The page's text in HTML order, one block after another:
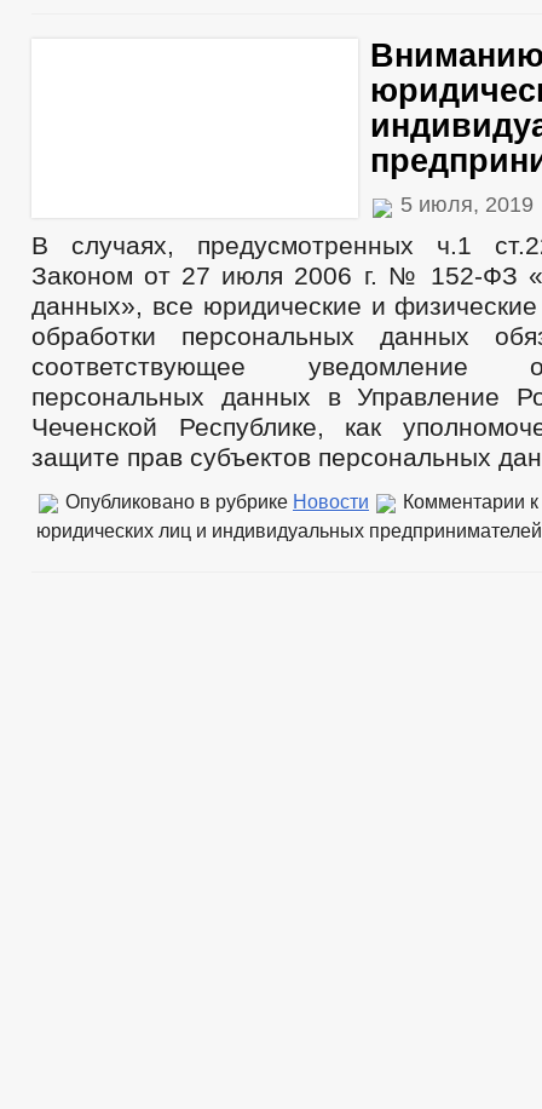
5 июля, 2019
В случаях, предусмотренных ч.1
Законом от 27 июля 2006 г. № 152-ФЗ
данных», все юридические и
обработки персональных данных
соответствующее уведомление
персональных данных в Управление
Чеченской Республике, как
защите прав субъектов персональных
Опубликовано в рубрике Новости Комментарии
юридических лиц и индивидуальных